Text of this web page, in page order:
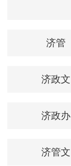
济管
济政文
济政办
济管文